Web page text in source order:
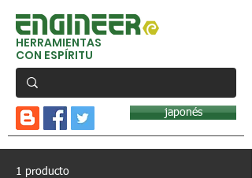
HERRAMIENTAS
CON ESPÍRITU
japonés
1 producto